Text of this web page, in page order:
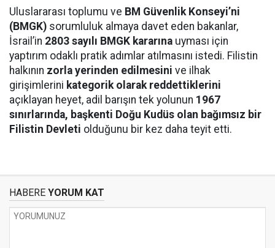
Uluslararası toplumu ve BM Güvenlik Konseyi’ni
(BMGK) sorumluluk almaya davet eden bakanlar,
İsrail’in 2803 sayılı BMGK kararına uyması için
yaptırım odaklı pratik adımlar atılmasını istedi. Filistin
halkının zorla yerinden edilmesini ve ilhak
girişimlerini kategorik olarak reddettiklerini
açıklayan heyet, adil barışın tek yolunun 1967
sınırlarında, başkenti Doğu Kudüs olan bağımsız bir
Filistin Devleti olduğunu bir kez daha teyit etti.
HABERE YORUM KAT